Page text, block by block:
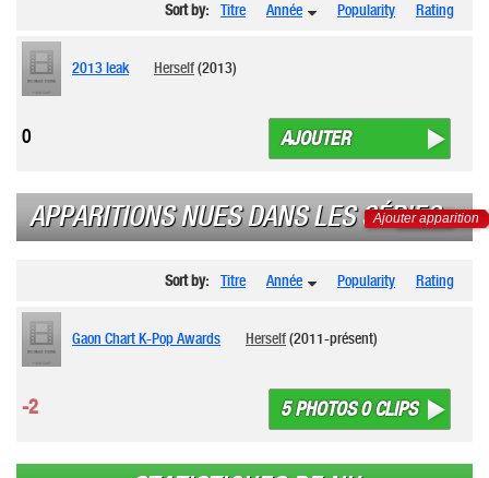
Sort by: Titre Année Popularity Rating
2013 leak Herself(2013)
AJOUTER
0
APPARITIONS NUES DANS LES SÉRIES
Ajouter apparition
Sort by: Titre Année Popularity Rating
Gaon Chart K-Pop Awards Herself(2011-présent)
5 PHOTOS 0 CLIPS
-2